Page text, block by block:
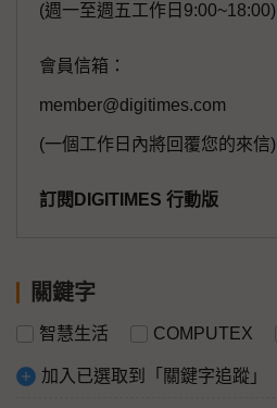
(週一至週五工作日9:00~18:00)
會員信箱：
member@digitimes.com
(一個工作日內將回覆您的來信)
訂閱DIGITIMES 行動版
關鍵字
智慧生活 COMPUTEX
加入已選取到「關鍵字追蹤」